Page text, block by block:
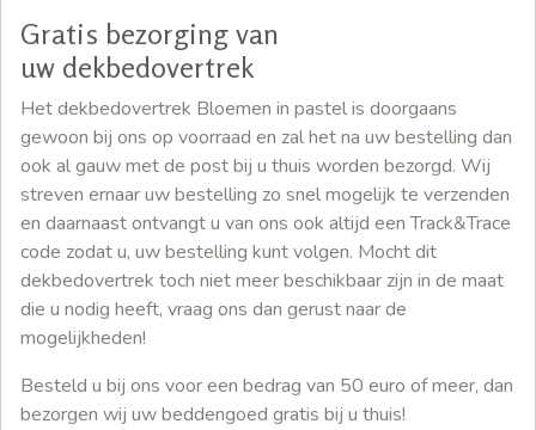
Gratis bezorging van
uw dekbedovertrek
Het dekbedovertrek Bloemen in pastel is doorgaans
gewoon bij ons op voorraad en zal het na uw bestelling dan
ook al gauw met de post bij u thuis worden bezorgd. Wij
streven ernaar uw bestelling zo snel mogelijk te verzenden
en daarnaast ontvangt u van ons ook altijd een Track&Trace
code zodat u, uw bestelling kunt volgen. Mocht dit
dekbedovertrek toch niet meer beschikbaar zijn in de maat
die u nodig heeft, vraag ons dan gerust naar de
mogelijkheden!
Besteld u bij ons voor een bedrag van 50 euro of meer, dan
bezorgen wij uw beddengoed gratis bij u thuis!